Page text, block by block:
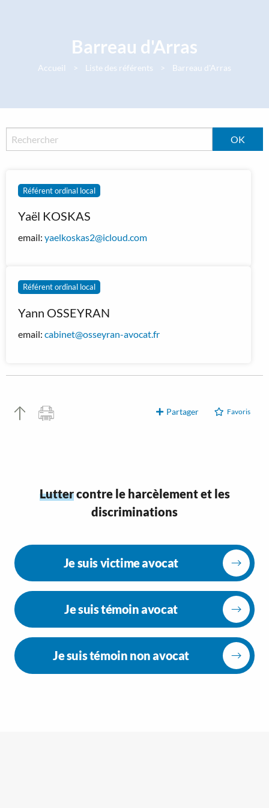
Barreau d'Arras
Accueil Liste des référents Barreau d'Arras
Référent ordinal local
Yaël KOSKAS
email: yaelkoskas2@icloud.com
Référent ordinal local
Yann OSSEYRAN
email: cabinet@osseyran-avocat.fr
Partager Favoris
Luttercontre le harcèlement et les
discriminations
Je suis victime avocat
Je suis témoin avocat
Je suis témoin non avocat